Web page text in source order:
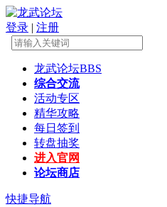
登录 | 注册
龙武论坛BBS
综合交流
活动专区
精华攻略
每日签到
转盘抽奖
进入官网
论坛商店
快捷导航